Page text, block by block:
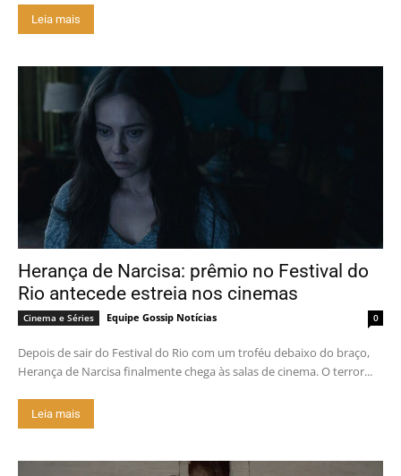
Leia mais
Herança de Narcisa: prêmio no Festival do
Rio antecede estreia nos cinemas
Cinema e Séries Equipe Gossip Notícias 0
Depois de sair do Festival do Rio com um troféu debaixo do braço,
Herança de Narcisa finalmente chega às salas de cinema. O terror...
Leia mais